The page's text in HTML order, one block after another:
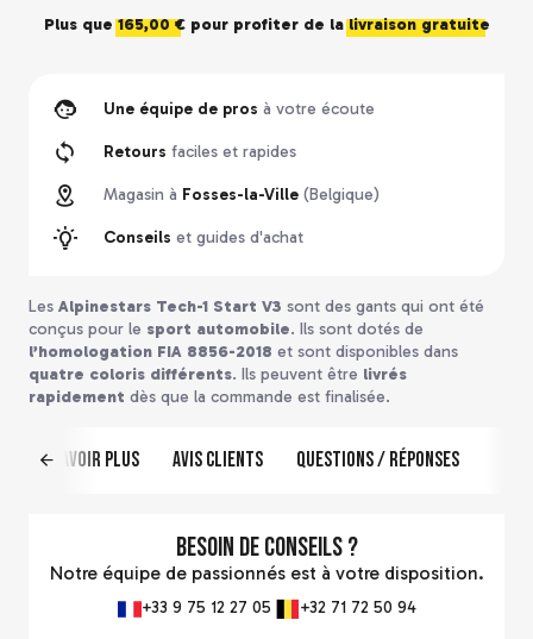
Plus que165,00 €pour profiter de lalivraison gratuite
Une équipe de pros à votre écoute
Retours faciles et rapides
Magasin à Fosses-la-Ville(Belgique)
Conseils et guides d'achat
Les Alpinestars Tech-1 Start V3 sont des gants qui ont été
conçus pour le sport automobile. Ils sont dotés de
l’homologation FIA 8856-2018 et sont disponibles dans
quatre coloris différents. Ils peuvent être livrés
rapidement dès que la commande est finalisée.
En savoir plus Avis clients Questions / Réponses
Besoin de conseils ?
Notre équipe de passionnés est à votre disposition.
+33 9 75 12 27 05 +32 71 72 50 94